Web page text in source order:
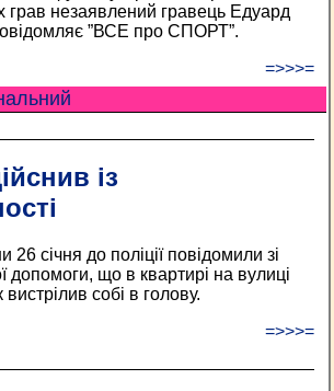
грав незаявлений гравець Едуард
”ВСЕ про СПОРТ”.
=>>>=
із
26 січня до поліції повідомили зі
допомоги, що в квартирі на вулиці
собі в голову.
=>>>=